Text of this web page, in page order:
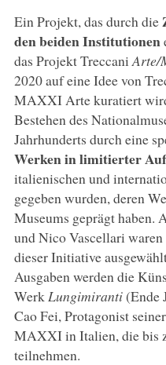
Ein Projekt, das durch die
den beiden Institutionen
das Projekt Treccani Arte/
2020 auf eine Idee von
MAXXI Arte kuratiert
Bestehen des
Jahrhunderts durch eine
Werken in limitierter
italienischen und
gegeben wurden, deren
Museums geprägt haben.
und Nico Vascellari
dieser Initiative
Ausgaben werden die
Werk Lungimiranti(Ende
Cao Fei, Protagonist
MAXXI in Italien, die bis
teilnehmen.